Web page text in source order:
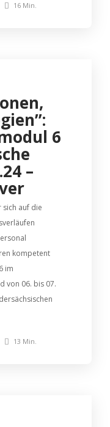
16 Min.
6
–
auf die
kompetent
im
von 06. bis 07.
13 Min.